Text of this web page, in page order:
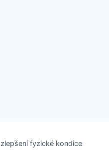
fyzické kondice